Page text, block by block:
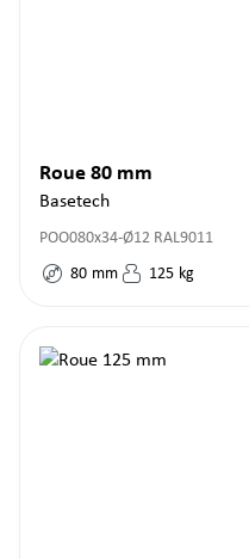
Roue 80 mm
Basetech
POO080x34-Ø12 RAL9011
80 mm 125 kg